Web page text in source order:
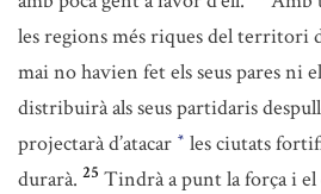
les regions més riques del territori
mai no havien fet els seus pares ni
distribuirà als seus partidaris
projectarà d’atacar * les ciutats
durarà. 25 Tindrà a punt la força i el